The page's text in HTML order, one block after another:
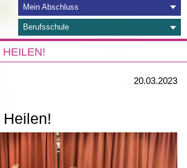
Mein Abschluss
Berufsschule
20.03.2023